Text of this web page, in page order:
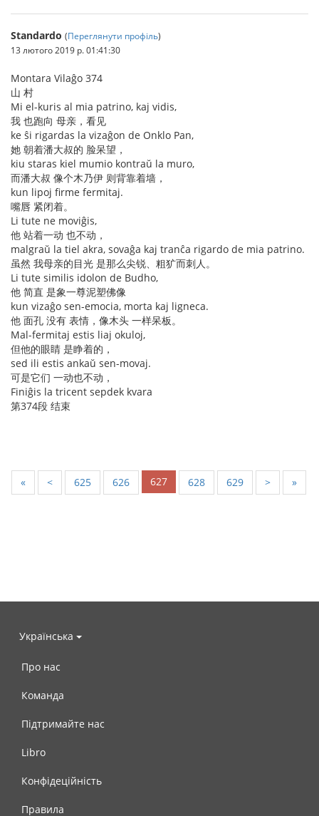
Standardo (Переглянути профіль)
13 лютого 2019 р. 01:41:30
Montara Vilaĝo 374
山 村
Mi el-kuris al mia patrino, kaj vidis,
我 也跑向 母亲，看见
ke ŝi rigardas la vizaĝon de Onklo Pan,
她 朝着潘大叔的 脸呆望，
kiu staras kiel mumio kontraŭ la muro,
而潘大叔 像个木乃伊 则背靠着墙，
kun lipoj firme fermitaj.
嘴唇 紧闭着。
Li tute ne moviĝis,
他 站着一动 也不动，
malgraŭ la tiel akra, sovaĝa kaj tranĉa rigardo de mia patrino.
虽然 我母亲的目光 是那么尖锐、粗犷而刺人。
Li tute similis idolon de Budho,
他 简直 是象一尊泥塑佛像
kun vizaĝo sen-emocia, morta kaj ligneca.
他 面孔 没有 表情，像木头 一样呆板。
Mal-fermitaj estis liaj okuloj,
但他的眼睛 是睁着的，
sed ili estis ankaŭ sen-movaj.
可是它们 一动也不动，
Finiĝis la tricent sepdek kvara
第374段 结束
« < 625 626 627 628 629 > »
Українська
Про нас
Команда
Підтримайте нас
Libro
Конфідеційність
Правила